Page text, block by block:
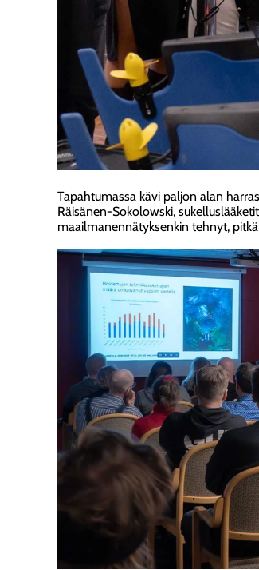
Tapahtumassa kävi paljon alan
Räisänen-Sokolowski,
maailmanennätyksenkin tehnyt,